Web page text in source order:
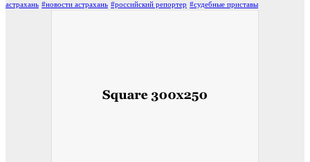
астрахань #новости астрахань #российский репортер #судебные приставы